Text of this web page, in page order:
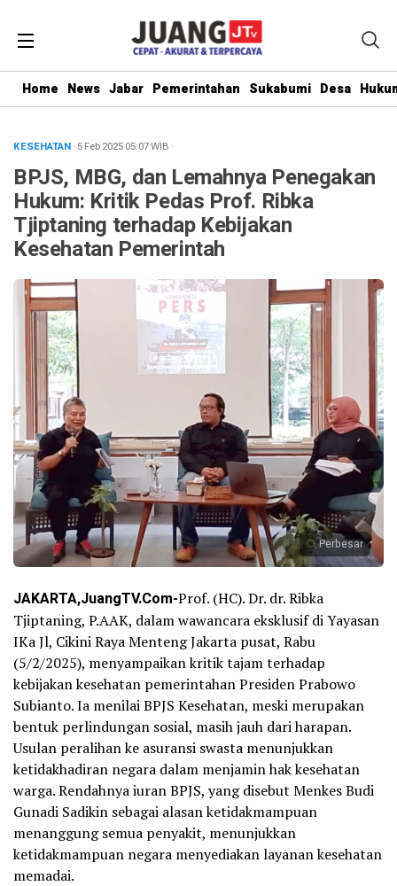
Home News Jabar Pemerintahan Sukabumi Desa
KESEHATAN· 5 Feb 202505:07WIB ·
BPJS, MBG, dan Lemahnya Penegakan
Hukum: Kritik Pedas Prof. Ribka
Tjiptaning terhadap Kebijakan
Kesehatan Pemerintah
Perbesar
JAKARTA,JuangTV.Com-Prof. (HC). Dr. dr. Ribka
Tjiptaning, P.AAK, dalam wawancara eksklusif di Yayasan
IKa Jl, Cikini Raya Menteng Jakarta pusat, Rabu
(5/2/2025), menyampaikan kritik tajam terhadap
kebijakan kesehatan pemerintahan Presiden Prabowo
Subianto. Ia menilai BPJS Kesehatan, meski merupakan
bentuk perlindungan sosial, masih jauh dari harapan.
Usulan peralihan ke asuransi swasta menunjukkan
ketidakhadiran negara dalam menjamin hak kesehatan
warga. Rendahnya iuran BPJS, yang disebut Menkes Budi
Gunadi Sadikin sebagai alasan ketidakmampuan
menanggung semua penyakit, menunjukkan
ketidakmampuan negara menyediakan layanan kesehatan
memadai.